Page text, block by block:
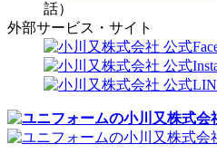
話）
外部サービス・サイト